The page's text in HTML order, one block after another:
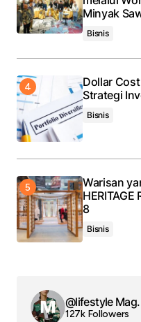
Minyak
Bisnis
Dollar
Strategi
Bisnis
Warisan
HERITAGE
8
Bisnis
@lifestyle Mag.
127k Followers